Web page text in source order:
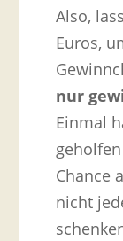
Also,
Euros,
nur
Einmal
Chance
nicht